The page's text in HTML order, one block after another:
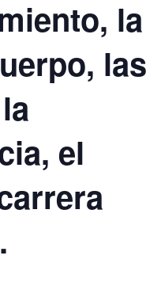
la
las
el